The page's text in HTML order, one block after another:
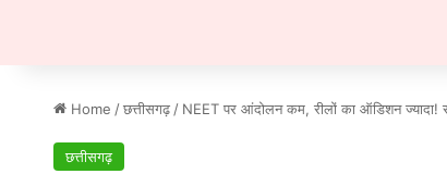
Home / छत्तीसगढ़ / NEET पर आंदोलन कम, रीलों का ऑडिशन
छत्तीसगढ़